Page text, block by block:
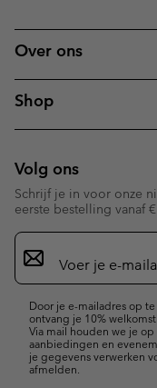
Over ons
Shop
Volg ons
Schrijf je in voor onze
eerste bestelling vanaf
Aanmelden
voor
e-
Door je e-mailadres op
ontvang je 10%
Via mail houden we je
aanbiedingen en
je gegevens verwerken
afmelden.